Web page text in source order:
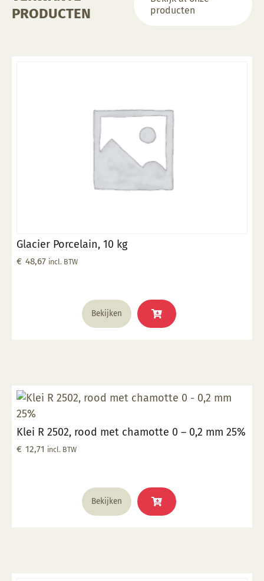
PRODUCTEN
producten
Glacier Porcelain, 10 kg
€ 48,67 incl. BTW
Bekijken
Klei R 2502, rood met chamotte 0 – 0,2 mm 25%
€ 12,71 incl. BTW
Bekijken